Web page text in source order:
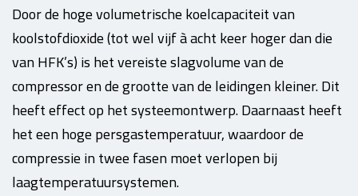
Door de hoge volumetrische koelcapaciteit van
koolstofdioxide (tot wel vijf à acht keer hoger dan die
van HFK’s) is het vereiste slagvolume van de
compressor en de grootte van de leidingen kleiner. Dit
heeft effect op het systeemontwerp. Daarnaast heeft
het een hoge persgastemperatuur, waardoor de
compressie in twee fasen moet verlopen bij
laagtemperatuursystemen.